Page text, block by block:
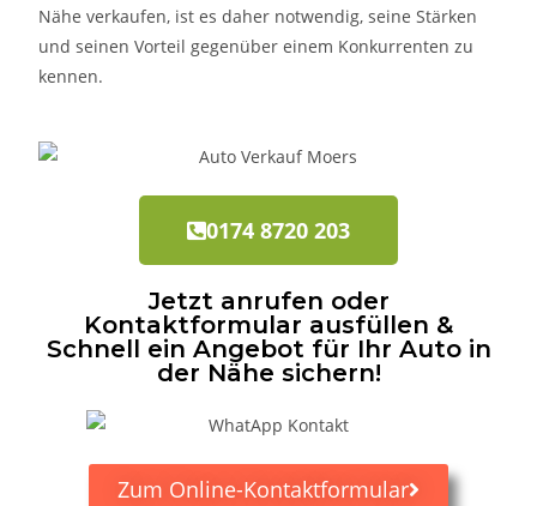
Nähe verkaufen, ist es daher notwendig, seine Stärken
und seinen Vorteil gegenüber einem Konkurrenten zu
kennen.
0174 8720 203
Jetzt anrufen oder
Kontaktformular ausfüllen &
Schnell ein Angebot für Ihr Auto in
der Nähe sichern!
Zum Online-Kontaktformular